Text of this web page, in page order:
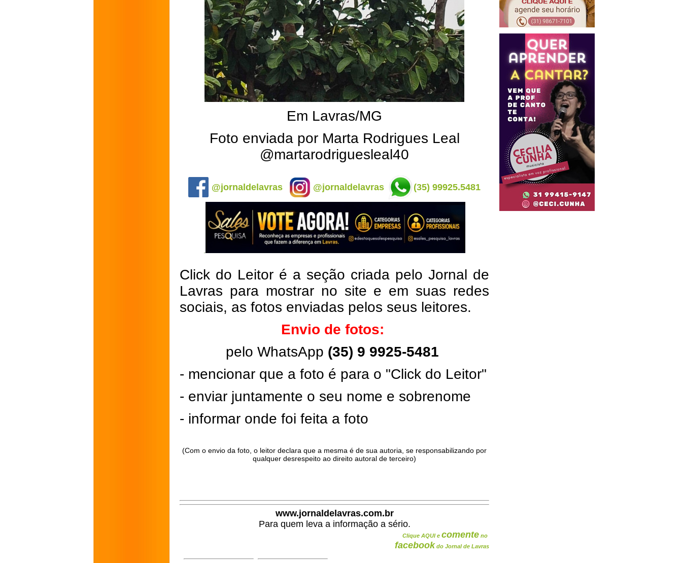
Em Lavras/MG
Foto enviada por Marta Rodrigues Leal
@martarodriguesleal40
@jornaldelavras @jornaldelavras (35) 99925.5481
Click do Leitor é a seção criada pelo Jornal de
Lavras para mostrar no site e em suas redes
sociais, as fotos enviadas pelos seus leitores.
Envio de fotos:
pelo WhatsApp (35) 9 9925-5481
- mencionar que a foto é para o "Click do Leitor"
- enviar juntamente o seu nome e sobrenome
- informar onde foi feita a foto
(Com o envio da foto, o leitor declara que a mesma é de sua autoria, se responsabilizando por
qualquer desrespeito ao direito autoral de terceiro)
www.jornaldelavras.com.br
Para quem leva a informação a sério.
Clique AQUI e comente no
facebook do Jornal de Lavras